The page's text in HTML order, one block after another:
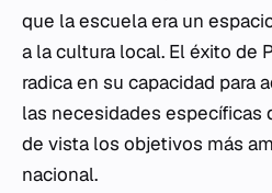
que la escuela era un
a la cultura local. El éxito de
radica en su capacidad para
las necesidades específicas
de vista los objetivos más
nacional.